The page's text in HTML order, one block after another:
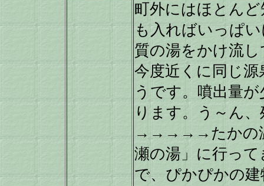
町外にはほとん
も入ればいっぱ
質の湯をかけ流
今度近くに同じ
うです。噴出量
ります。う～ん
→→→→→たかの温
瀬の湯」に行っ
で、ぴかぴかの